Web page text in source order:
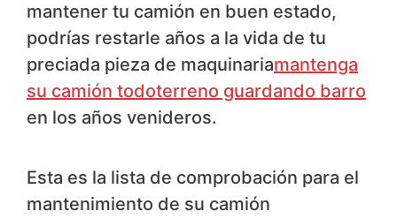
mantener tu camión en buen estado,
podrías restarle años a la vida de tu
preciada pieza de maquinariamantenga
su camión todoterreno guardando barro
en los años venideros.
Esta es la lista de comprobación para el
mantenimiento de su camión